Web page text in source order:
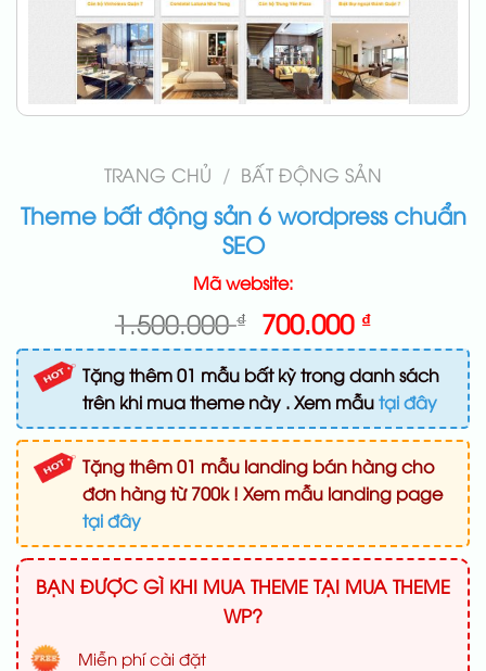
TRANG CHỦ / BẤT ĐỘNG SẢN
Theme bất động sản 6 wordpress chuẩn
SEO
Mã website:
1.500.000₫ Giá
gốc
là:
1.500.000 ₫.
700.000 ₫Giá
hiện
tại
là:
700.000
Tặng thêm 01 mẫu bất kỳ trong danh sách
trên khi mua theme này . Xem mẫutại đây
Tặng thêm 01 mẫu landing bán hàng cho
đơn hàng từ 700k ! Xem mẫu landing page
tại đây
BẠN ĐƯỢC GÌ KHI MUA THEME TẠI MUA THEME
WP?
Miễn phí cài đặt